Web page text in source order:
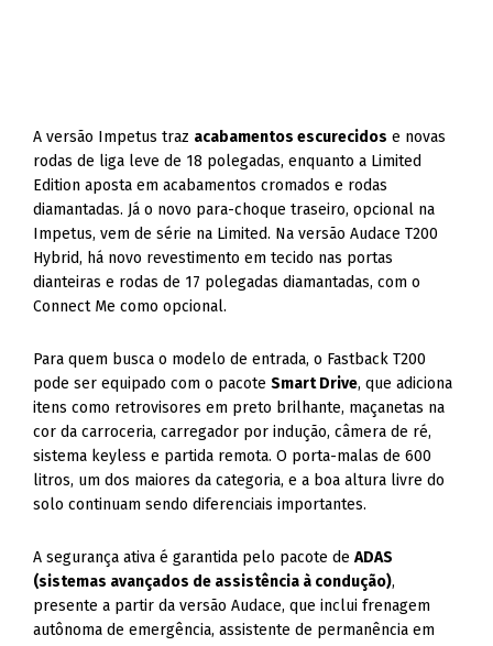
A versão Impetus traz acabamentos escurecidos e novas
rodas de liga leve de 18 polegadas, enquanto a Limited
Edition aposta em acabamentos cromados e rodas
diamantadas. Já o novo para-choque traseiro, opcional na
Impetus, vem de série na Limited. Na versão Audace T200
Hybrid, há novo revestimento em tecido nas portas
dianteiras e rodas de 17 polegadas diamantadas, com o
Connect Me como opcional.
Para quem busca o modelo de entrada, o Fastback T200
pode ser equipado com o pacoteSmart Drive, que adiciona
itens como retrovisores em preto brilhante, maçanetas na
cor da carroceria, carregador por indução, câmera de ré,
sistema keyless e partida remota. O porta-malas de 600
litros, um dos maiores da categoria, e a boa altura livre do
solo continuam sendo diferenciais importantes.
A segurança ativa é garantida pelo pacote deADAS
(sistemas avançados de assistência à condução),
presente a partir da versão Audace, que inclui frenagem
autônoma de emergência, assistente de permanência em